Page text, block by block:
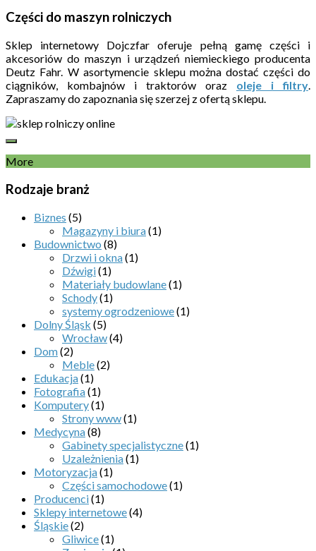
Części do maszyn rolniczych
Sklep internetowy Dojczfar oferuje pełną gamę części i
akcesoriów do maszyn i urządzeń niemieckiego producenta
Deutz Fahr. W asortymencie sklepu można dostać części do
ciągników, kombajnów i traktorów oraz oleje i filtry.
Zapraszamy do zapoznania się szerzej z ofertą sklepu.
More
Rodzaje branż
Biznes (5)
Magazyny i biura(1)
Budownictwo (8)
Drzwi i okna(1)
Dźwigi(1)
Materiały budowlane(1)
Schody(1)
systemy ogrodzeniowe(1)
Dolny Śląsk (5)
Wrocław(4)
Dom(2)
Meble(2)
Edukacja(1)
Fotografia(1)
Komputery(1)
Strony www(1)
Medycyna(8)
Gabinety specjalistyczne(1)
Uzależnienia(1)
Motoryzacja(1)
Części samochodowe(1)
Producenci(1)
Sklepy internetowe(4)
Śląskie(2)
Gliwice(1)